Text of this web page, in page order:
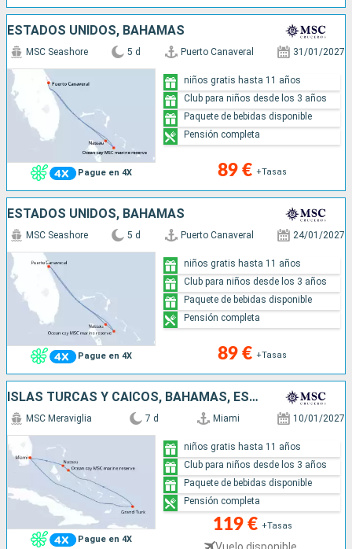
ESTADOS UNIDOS, BAHAMAS
Pague en 4X
MSC Seashore 5 d Puerto Canaveral 31/01/2027
89 € +Tasas
niños gratis hasta 11 años
Club para niños desde los 3 años
Paquete de bebidas disponible
Pensión completa
ESTADOS UNIDOS, BAHAMAS
Pague en 4X
MSC Seashore 5 d Puerto Canaveral 24/01/2027
89 € +Tasas
niños gratis hasta 11 años
Club para niños desde los 3 años
Paquete de bebidas disponible
Pensión completa
ISLAS TURCAS Y CAICOS, BAHAMAS, ESTADOS UNIDOS
Pague en 4X
MSC Meraviglia 7 d Miami 10/01/2027
119 € +Tasas
niños gratis hasta 11 años
Club para niños desde los 3 años
Paquete de bebidas disponible
Pensión completa